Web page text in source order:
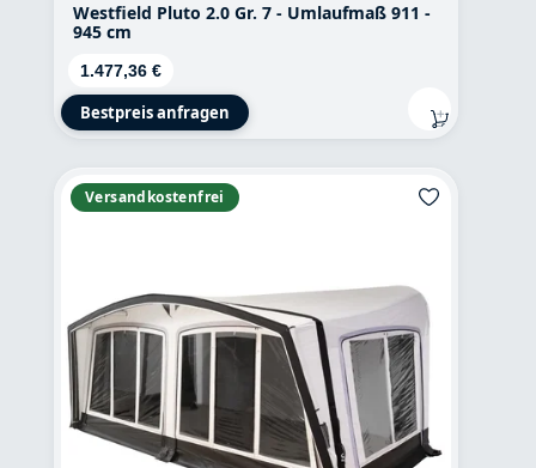
Westfield Pluto 2.0 Gr. 7 - Umlaufmaß 911 -
945 cm
Regulärer Preis:
1.477,36 €
Bestpreis anfragen
Versandkostenfrei